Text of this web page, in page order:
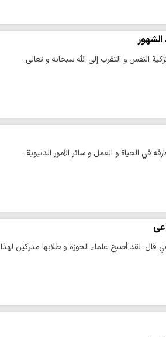
النفس و التقرب إلى الله سبحانه و تعالى.
في الحياة و العمل و سائر الأمور الدنيوية.
قال: لقد أصبح علماء الحوزة و طلابها مدركين لهذا